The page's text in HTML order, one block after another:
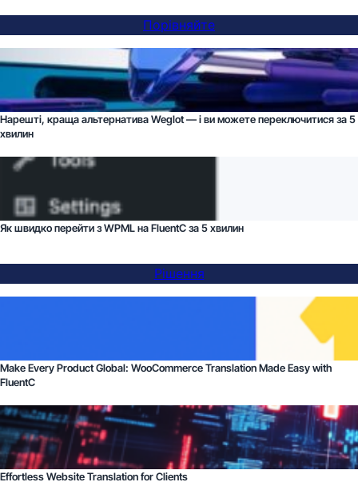
Порівняйте
Нарешті, краща альтернатива Weglot — і ви можете переключитися за 5
хвилин
Як швидко перейти з WPML на FluentC за 5 хвилин
Рішення
Make Every Product Global: WooCommerce Translation Made Easy with
FluentC
Effortless Website Translation for Clients